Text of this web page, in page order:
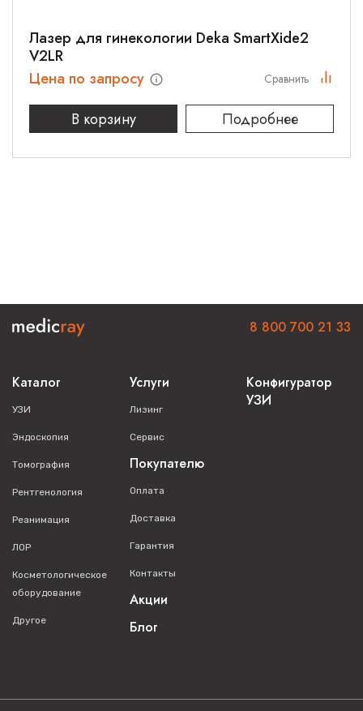
Лазер для гинекологии Deka SmartXide2
V2LR
Цена по запросу
В корзину
Подробнее
Сравнить
Каталог
УЗИ
Эндоскопия
Томография
Рентгенология
Реанимация
ЛОР
Косметологическое
оборудование
Другое
Услуги
Лизинг
Сервис
Покупателю
Оплата
Доставка
Гарантия
Контакты
Акции
Блог
Конфигуратор
УЗИ
8 800 700 21 33